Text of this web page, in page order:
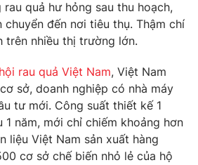
quả hư hỏng sau thu hoạch,
chuyển đến nơi tiêu thụ. Thậm chí
trên nhiều thị trường lớn.
rau quả Việt Nam, Việt Nam
sở, doanh nghiệp có nhà máy
tư mới. Công suất thiết kế 1
1 năm, mới chỉ chiếm khoảng hơn
liệu Việt Nam sản xuất hàng
cơ sở chế biến nhỏ lẻ của hộ